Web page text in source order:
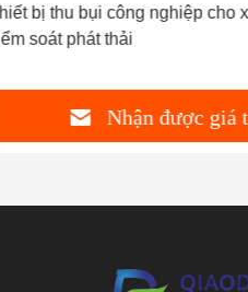
bị thu bụi công nghiệp cho
soát phát thải
Nhận được giá